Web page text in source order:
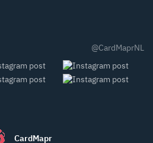
@CardMaprNL
CardMapr